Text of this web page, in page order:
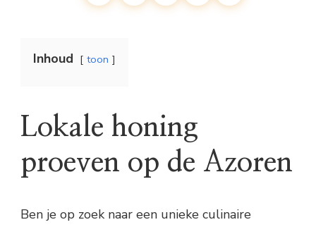
Inhoud toon
Lokale honing
proeven op de Azoren
Ben je op zoek naar een unieke culinaire